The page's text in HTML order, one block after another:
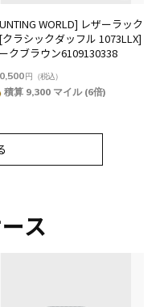
WORLD] レザーラック
ラシックダッフル 1073LLX]
クブラウン6109130338
円 （税込）
積算 9,300 マイル (6倍)
ス